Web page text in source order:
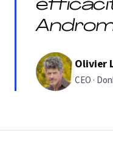
Olivier
CEO ·